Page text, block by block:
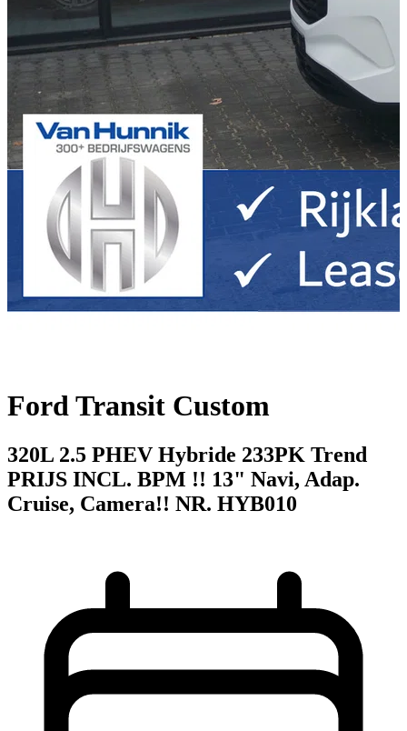
Ford Transit Custom
320L 2.5 PHEV Hybride 233PK Trend
PRIJS INCL. BPM !! 13" Navi, Adap.
Cruise, Camera!! NR. HYB010